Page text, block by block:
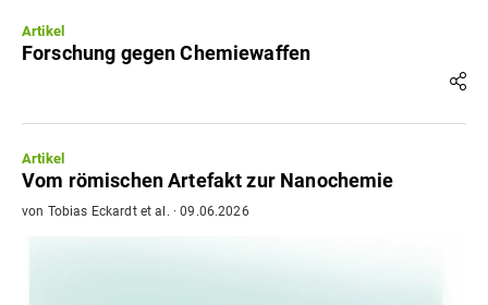
Artikel
Forschung gegen Chemiewaffen
Artikel
Vom römischen Artefakt zur Nanochemie
von Tobias Eckardtet al. ·09.06.2026